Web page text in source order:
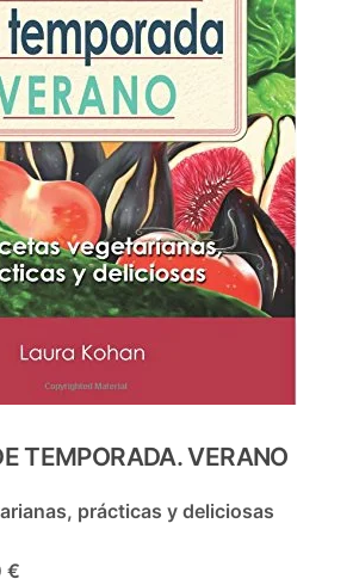
TEMPORADA. VERANO
prácticas y deliciosas
€